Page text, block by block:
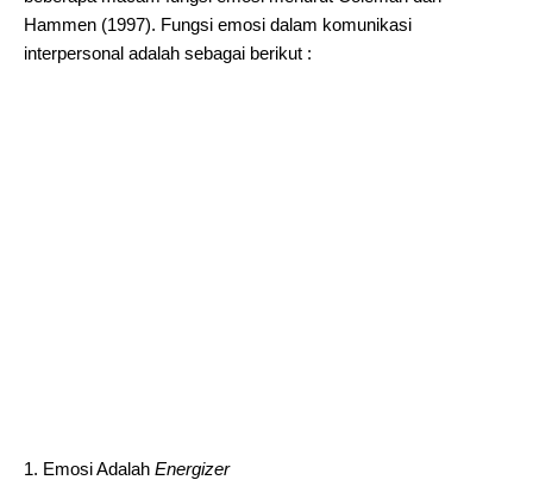
Hammen (1997). Fungsi emosi dalam komunikasi
interpersonal adalah sebagai berikut :
1. Emosi Adalah Energizer